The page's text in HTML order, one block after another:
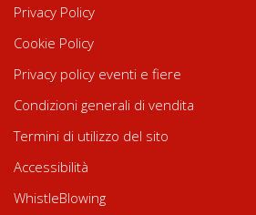
Privacy Policy
Cookie Policy
Privacy policy eventi e fiere
Condizioni generali di vendita
Termini di utilizzo del sito
Accessibilità
WhistleBlowing